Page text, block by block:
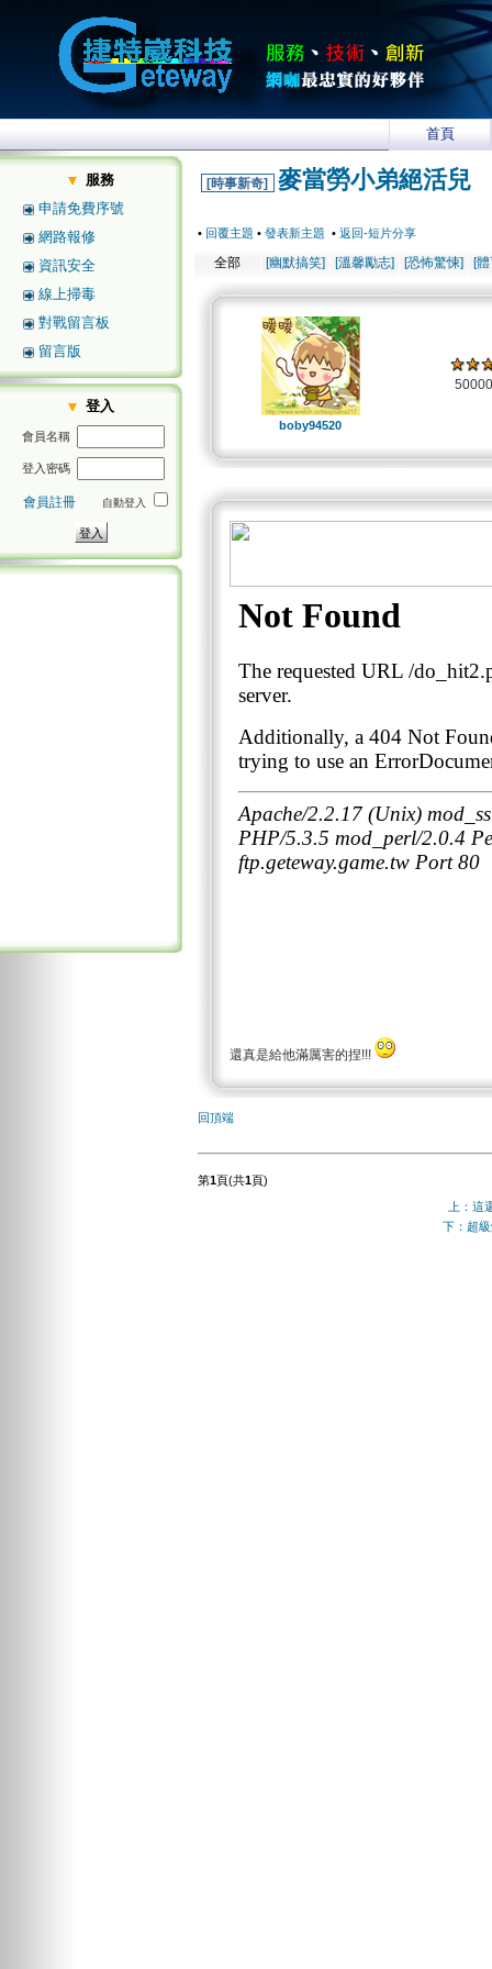
首頁
服務
申請免費序號
網路報修
資訊安全
線上掃毒
對戰留言板
留言版
登入
會員名稱
登入密碼
會員註冊 自動登入
[時事新奇] 麥當勞小弟絕活兒
• 回覆主題 • 發表新主題 • 返回-短片分享
全部 [幽默搞笑] [溫馨勵志] [恐怖驚悚] [
boby94520
還真是給他滿厲害的捏!!!
回頂端
第1頁(共1頁)
上：這
下：超